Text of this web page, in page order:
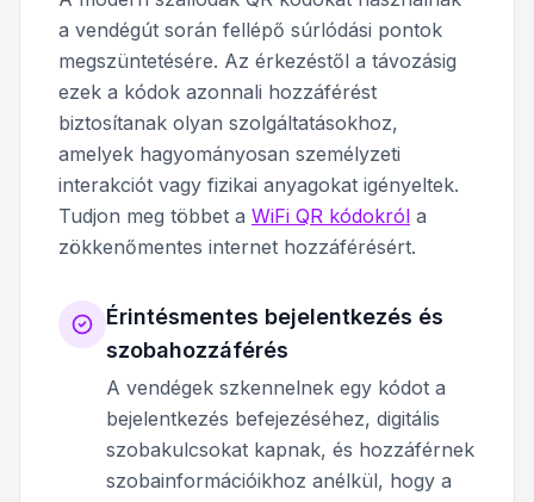
a vendégút során fellépő súrlódási pontok
megszüntetésére. Az érkezéstől a távozásig
ezek a kódok azonnali hozzáférést
biztosítanak olyan szolgáltatásokhoz,
amelyek hagyományosan személyzeti
interakciót vagy fizikai anyagokat igényeltek.
Tudjon meg többet a WiFi QR kódokról a
zökkenőmentes internet hozzáférésért.
Érintésmentes bejelentkezés és
szobahozzáférés
A vendégek szkennelnek egy kódot a
bejelentkezés befejezéséhez, digitális
szobakulcsokat kapnak, és hozzáférnek
szobainformációikhoz anélkül, hogy a